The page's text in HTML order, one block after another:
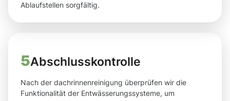
Ablaufstellen sorgfältig.
5Abschlusskontrolle
Nach der dachrinnenreinigung überprüfen wir die
Funktionalität der Entwässerungssysteme, um